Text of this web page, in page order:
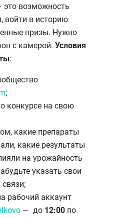
это возможность
войти в историю
призы. Нужно
с камерой. Условия
:
;
конкурсе на свою
какие препараты
какие результаты
на урожайность
указать свои
рабочий аккаунт
— до 12:00 по